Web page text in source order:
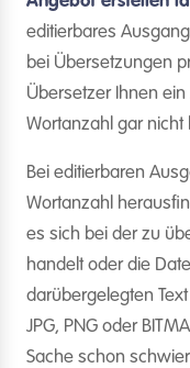
editierbares
bei Übersetzungen
Übersetzer Ihnen
Wortanzahl gar nicht
Bei editierbaren
Wortanzahl
es sich bei der zu
handelt oder die
darübergelegten
JPG, PNG oder
Sache schon